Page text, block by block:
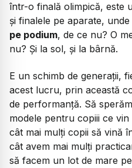
într-o finală olimpică, este
și finalele pe aparate, unde
pe podium, de ce nu? O
nu? Și la sol, și la bârnă.
E un schimb de generații,
acest lucru, prin această
de performanță. Să
modele pentru copiii ce
cât mai mulți copii să vină
cât avem mai mulți
să facem un lot de mare